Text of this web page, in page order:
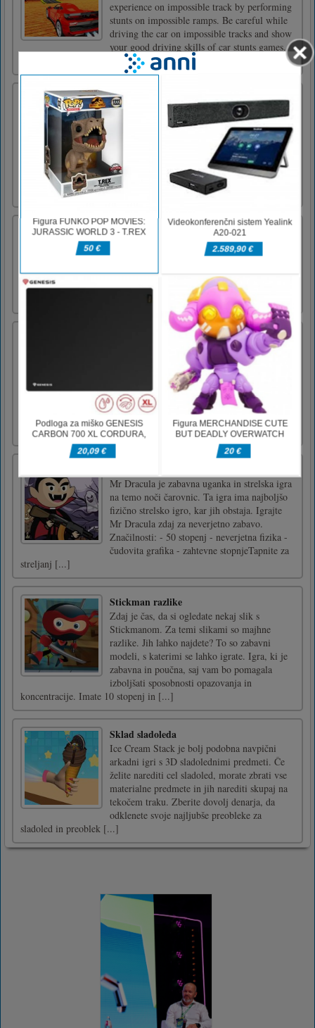
experience on impossible track by performing
stunts on impossible ramps. Be careful while
driving the car on impossible tracks and show
your good driving skills of car stunts games.
Dash Or Crash
V Dash Or Crash bodite pozorni na vas in
vaše reakcije ostre, saj se promet na tem
prometnem križišču premika brez delujočih
semaforjev! Vozila naj pospešijo, da se
izognete grdim blatnikom in zagotovite, da ta
promet teče. Ne pozabite, da se jih pomaknite
ali pripravite na sesut [...]
Anime Girls Fashion Makeup
Are you a cartoon fan? Do you want to be a
cute anime girl? If you do, you can’s miss this
popular makeup game!
Battle Over Berlin je Flying Game, ki temelji
na 2. svetovni vojni, kjer nadzorujete svoje
lovsko letalo, da bi uničili čim več sovražnih
letal. Uporabite preproste kontrole za
manevriranje letala. Izogibajte se sovražnemu
ognju, medtem ko jim poskušate z običajno
pištolo ali z b [...]
Mr Dracula je zabavna uganka in strelska igra
na temo noči čarovnic. Ta igra ima najboljšo
fizično strelsko igro, kar jih obstaja. Igrajte
Mr Dracula zdaj za neverjetno zabavo.
Značilnosti: - 50 stopenj - neverjetna fizika -
čudovita grafika - zahtevne stopnjeTapnite za
streljanj [...]
Stickman razlike
Zdaj je čas, da si ogledate nekaj slik s
Stickmanom. Za temi slikami so majhne
razlike. Jih lahko najdete? To so zabavni
modeli, s katerimi se lahko igrate. Igra, ki je
zabavna in poučna, saj vam bo pomagala
izboljšati sposobnosti opazovanja in
koncentracije. Imate 10 stopenj in [...]
Sklad sladoleda
Ice Cream Stack je bolj podobna navpični
arkadni igri s 3D sladolednimi predmeti. Če
želite narediti cel sladoled, morate zbrati vse
materialne predmete in jih narediti skupaj na
tekočem traku. Zberite dovolj denarja, da
odklenete svoje najljubše preobleke za
sladoled in preoblek [...]